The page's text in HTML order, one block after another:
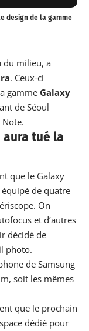
design de la gamme
du milieu, a
. Ceux-ci
gamme Galaxy
de Séoul
aura tué la
que le Galaxy
de quatre
On
et d’autres
décidé de
photo.
de Samsung
soit les mêmes
que le prochain
dédié pour